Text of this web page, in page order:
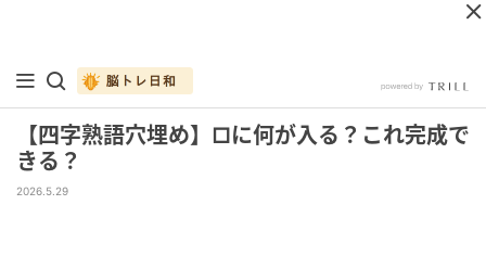
【四字熟語穴埋め】□に何が入る？これ完成で
きる？
2026.5.29